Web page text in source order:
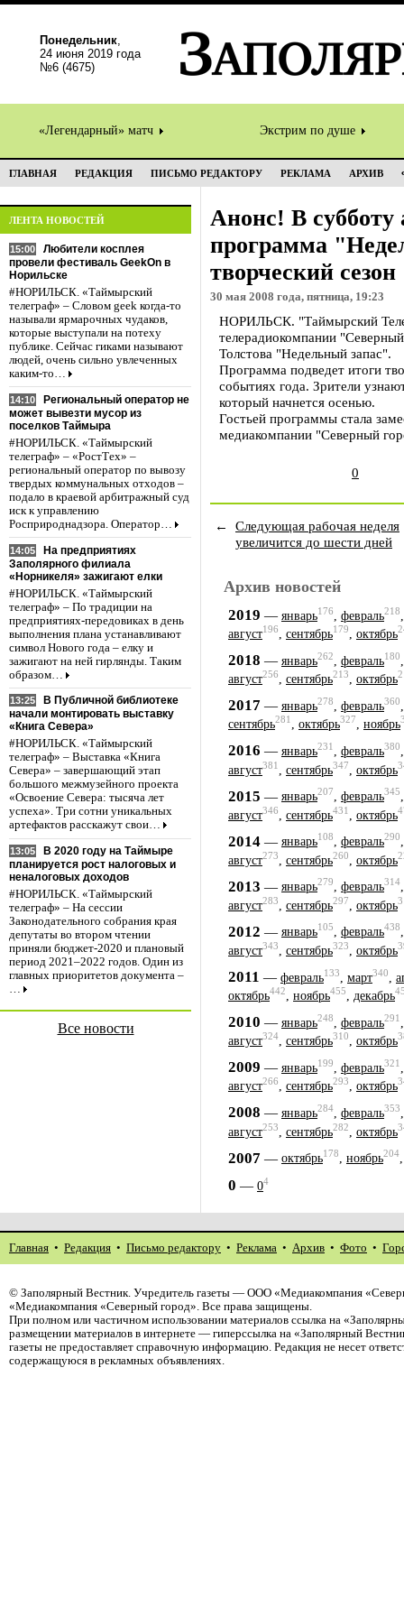
Понедельник,
24 июня 2019 года
№6 (4675)
«Легендарный» матч Экстрим по душе
ГЛАВНАЯ РЕДАКЦИЯ ПИСЬМО РЕДАКТОРУ РЕКЛАМА АРХИВ
ЛЕНТА НОВОСТЕЙ
15:00
Любители косплея
провели фестиваль GeekOn в
Норильске
#НОРИЛЬСК. «Таймырский
телеграф» – Словом geek когда-то
называли ярмарочных чудаков,
которые выступали на потеху
публике. Сейчас гиками называют
людей, очень сильно увлеченных
каким-то…
14:10
Региональный оператор не
может вывезти мусор из
поселков Таймыра
#НОРИЛЬСК. «Таймырский
телеграф» – «РостТех» –
региональный оператор по вывозу
твердых коммунальных отходов –
подало в краевой арбитражный суд
иск к управлению
Росприроднадзора. Оператор…
14:05
На предприятиях
Заполярного филиала
«Норникеля» зажигают елки
#НОРИЛЬСК. «Таймырский
телеграф» – По традиции на
предприятиях-передовиках в день
выполнения плана устанавливают
символ Нового года – елку и
зажигают на ней гирлянды. Таким
образом…
13:25
В Публичной библиотеке
начали монтировать выставку
«Книга Севера»
#НОРИЛЬСК. «Таймырский
телеграф» – Выставка «Книга
Севера» – завершающий этап
большого межмузейного проекта
«Освоение Севера: тысяча лет
успеха». Три сотни уникальных
артефактов расскажут свои…
13:05
В 2020 году на Таймыре
планируется рост налоговых и
неналоговых доходов
#НОРИЛЬСК. «Таймырский
телеграф» – На сессии
Законодательного собрания края
депутаты во втором чтении
приняли бюджет-2020 и плановый
период 2021–2022 годов. Один из
главных приоритетов документа –
…
Все новости
Анонс! В субботу
программа
творческий сезон
30 мая 2008 года, пятница, 19:23
НОРИЛЬСК. "Таймырский
телерадиокомпании
Толстова "Недельный запас".
Программа подведет итоги
событиях года. Зрители
который начнется осенью.
Гостьей программы стала
медиакомпании "Северный
0
←
Следующая рабочая неделя
увеличится до шести дней
Архив новостей
2019 — январь176 февраль218
август196, сентябрь179, октябрь
2018 — январь262 февраль180
август256, сентябрь213, октябрь
2017 — январь278 февраль360
сентябрь281, октябрь327, ноябрь
2016 — январь231 февраль380
август381 сентябрь347 октябрь
2015 — январь207, февраль345
август346 сентябрь431 октябрь
2014 — январь108, февраль290
август273 сентябрь260 октябрь
2013 — январь279, февраль314
август283 сентябрь297 октябрь
2012 — январь105, февраль438
август343, сентябрь323, октябрь
2011 — февраль133 март340
октябрь442, ноябрь455, декабрь
2010 — январь248 февраль291
август324, сентябрь310, октябрь
2009 — январь199 февраль321
август266, сентябрь293, октябрь
2008 — январь284 февраль353
август253 сентябрь282 октябрь
2007 — октябрь178, ноябрь204
0 — 04
Главная • Редакция • Письмо редактору • Реклама • Архив • Фото •
© Заполярный Вестник. Учредитель газеты — ООО «Медиакомпания
«Медиакомпания «Северный город». Все права защищены.
При полном или частичном использовании материалов ссылка на
размещении материалов в интернете — гиперссылка на «Заполярный
газеты не предоставляет справочную информацию. Редакция не несет
содержащуюся в рекламных объявлениях.